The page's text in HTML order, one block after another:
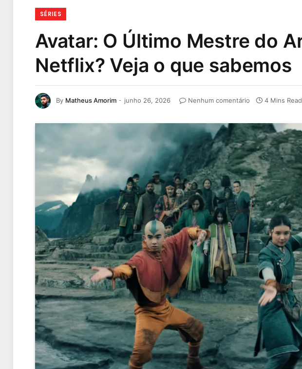
SÉRIES
Avatar: O Último Mestre do
Netflix? Veja o que sabemos
By Matheus Amorim junho 26, 2026 Nenhum comentário 4 Mins Read